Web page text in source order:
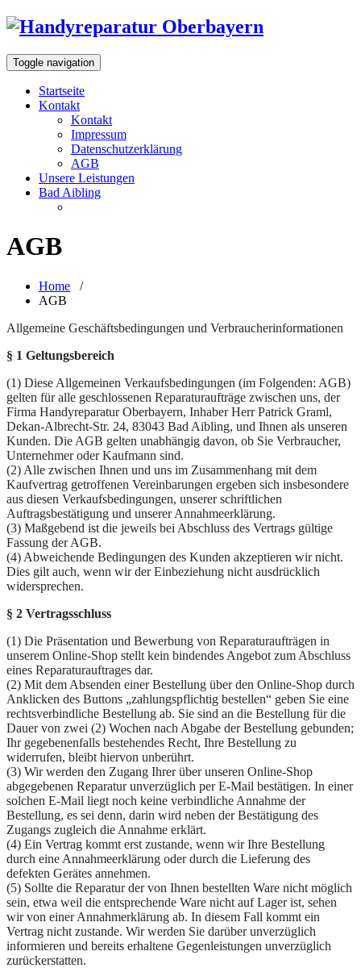
Toggle navigation
Startseite
Kontakt
Kontakt
Impressum
Datenschutzerklärung
AGB
Unsere Leistungen
Bad Aibling
AGB
Home /
AGB
Allgemeine Geschäftsbedingungen und Verbraucherinformationen
§ 1 Geltungsbereich
(1) Diese Allgemeinen Verkaufsbedingungen (im Folgenden: AGB)
gelten für alle geschlossenen Reparaturaufträge zwischen uns, der
Firma Handyreparatur Oberbayern, Inhaber Herr Patrick Graml,
Dekan-Albrecht-Str. 24, 83043 Bad Aibling, und Ihnen als unseren
Kunden. Die AGB gelten unabhängig davon, ob Sie Verbraucher,
Unternehmer oder Kaufmann sind.
(2) Alle zwischen Ihnen und uns im Zusammenhang mit dem
Kaufvertrag getroffenen Vereinbarungen ergeben sich insbesondere
aus diesen Verkaufsbedingungen, unserer schriftlichen
Auftragsbestätigung und unserer Annahmeerklärung.
(3) Maßgebend ist die jeweils bei Abschluss des Vertrags gültige
Fassung der AGB.
(4) Abweichende Bedingungen des Kunden akzeptieren wir nicht.
Dies gilt auch, wenn wir der Einbeziehung nicht ausdrücklich
widersprechen.
§ 2 Vertragsschluss
(1) Die Präsentation und Bewerbung von Reparaturaufträgen in
unserem Online-Shop stellt kein bindendes Angebot zum Abschluss
eines Reparaturauftrages dar.
(2) Mit dem Absenden einer Bestellung über den Online-Shop durch
Anklicken des Buttons „zahlungspflichtig bestellen“ geben Sie eine
rechtsverbindliche Bestellung ab. Sie sind an die Bestellung für die
Dauer von zwei (2) Wochen nach Abgabe der Bestellung gebunden;
Ihr gegebenenfalls bestehendes Recht, Ihre Bestellung zu
widerrufen, bleibt hiervon unberührt.
(3) Wir werden den Zugang Ihrer über unseren Online-Shop
abgegebenen Reparatur unverzüglich per E-Mail bestätigen. In einer
solchen E-Mail liegt noch keine verbindliche Annahme der
Bestellung, es sei denn, darin wird neben der Bestätigung des
Zugangs zugleich die Annahme erklärt.
(4) Ein Vertrag kommt erst zustande, wenn wir Ihre Bestellung
durch eine Annahmeerklärung oder durch die Lieferung des
defekten Gerätes annehmen.
(5) Sollte die Reparatur der von Ihnen bestellten Ware nicht möglich
sein, etwa weil die entsprechende Ware nicht auf Lager ist, sehen
wir von einer Annahmerklärung ab. In diesem Fall kommt ein
Vertrag nicht zustande. Wir werden Sie darüber unverzüglich
informieren und bereits erhaltene Gegenleistungen unverzüglich
zurückerstatten.